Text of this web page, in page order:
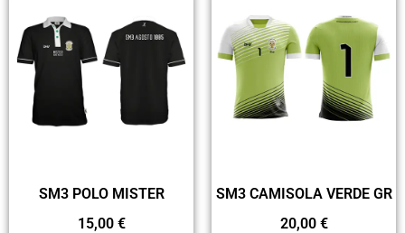
SM3 POLO MISTER
15,00 €
SM3 CAMISOLA VERDE GR
20,00 €